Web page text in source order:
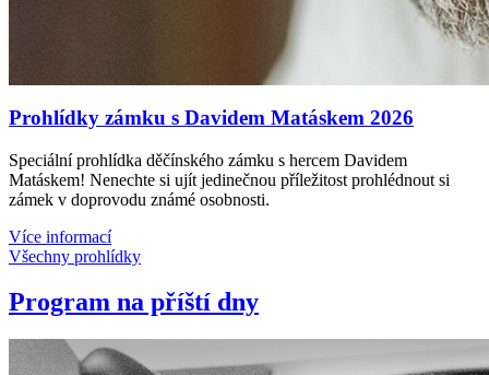
Prohlídky zámku s Davidem Matáskem 2026
Speciální prohlídka děčínského zámku s hercem Davidem
Matáskem! Nenechte si ujít jedinečnou příležitost prohlédnout si
zámek v doprovodu známé osobnosti.
Více informací
Všechny prohlídky
Program na příští dny